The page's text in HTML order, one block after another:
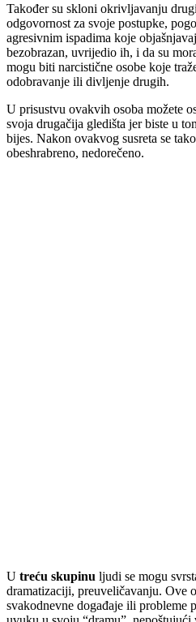
Također su skloni okrivljavanju
odgovornost za svoje postupke,
agresivnim ispadima koje
bezobrazan, uvrijedio ih, i da su
mogu biti narcistične osobe koje
odobravanje ili divljenje drugih.
U prisustvu ovakvih osoba možete
svoja drugačija gledišta jer biste u
bijes. Nakon ovakvog susreta se
obeshrabreno, nedorečeno.
U treću skupinu ljudi se mogu
dramatizaciji, preuveličavanju. Ove
svakodnevne događaje ili probleme